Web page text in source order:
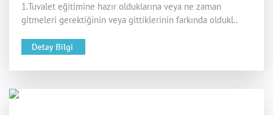
1.Tuvalet eğitimine hazır olduklarına veya ne zaman
gitmeleri gerektiğinin veya gittiklerinin farkında oldukl..